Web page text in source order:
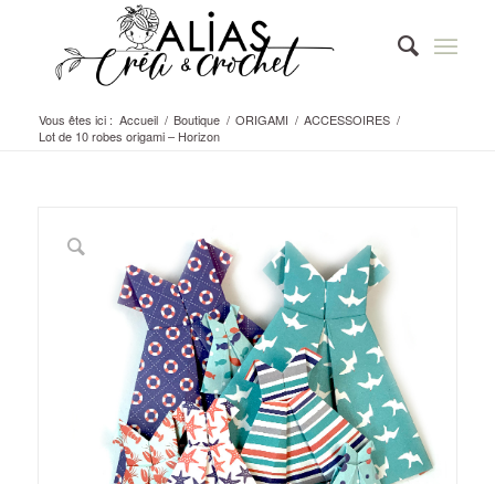
Vous êtes ici : Accueil / Boutique / ORIGAMI / ACCESSOIRES /
Lot de 10 robes origami – Horizon